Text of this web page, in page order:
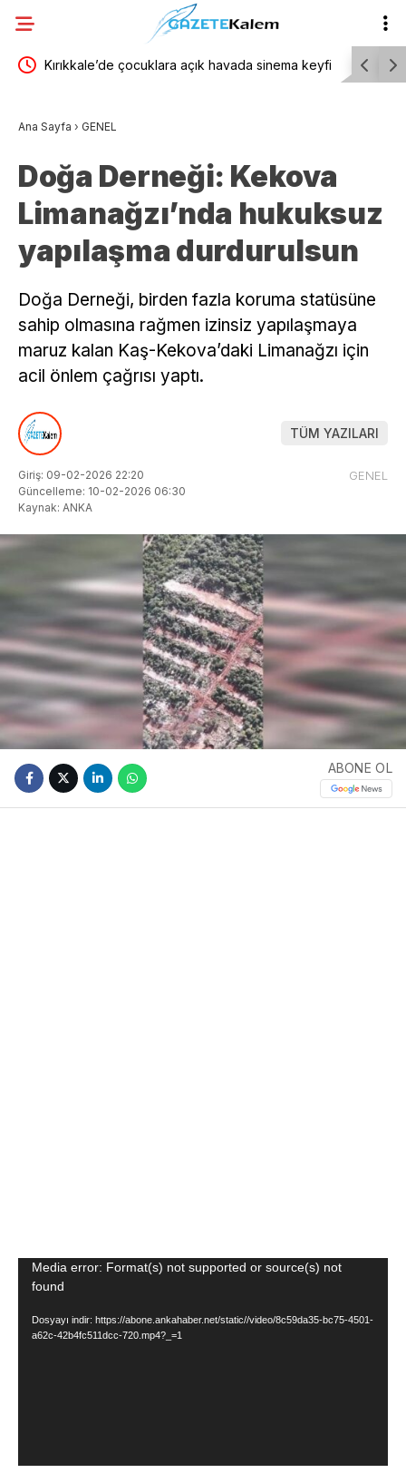
Kırıkkale’de çocuklara açık havada sinema keyfi YENİ
Ana Sayfa › GENEL
Doğa Derneği: Kekova
Limanağzı’nda hukuksuz
yapılaşma durdurulsun
Doğa Derneği, birden fazla koruma statüsüne
sahip olmasına rağmen izinsiz yapılaşmaya
maruz kalan Kaş-Kekova’daki Limanağzı için
acil önlem çağrısı yaptı.
TÜM YAZILARI
Giriş: 09-02-2026 22:20
Güncelleme: 10-02-2026 06:30
Kaynak: ANKA
GENEL
ABONE OL
Video
oynatıcı
Media error: Format(s) not supported or source(s) not
found
Dosyayı indir: https://abone.ankahaber.net/static//video/8c59da35-bc75-4501-
a62c-42b4fc511dcc-720.mp4?_=1